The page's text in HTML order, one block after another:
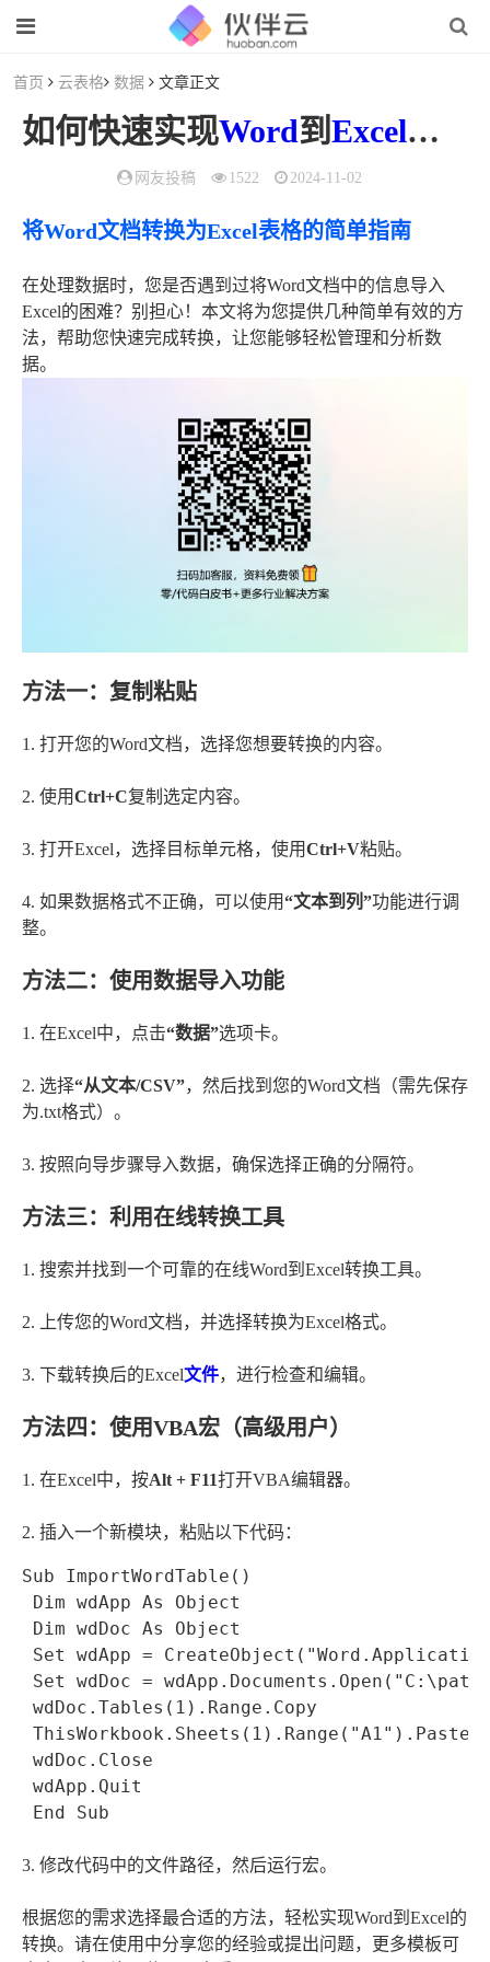
首页 云表格 数据 文章正文
如何快速实现Word到Excel的高
网友投稿 1522 2024-11-02
将Word文档转换为Excel表格的简单指南
在处理数据时，您是否遇到过将Word文档中的信息导入
Excel的困难？别担心！本文将为您提供几种简单有效的方
法，帮助您快速完成转换，让您能够轻松管理和分析数
据。
方法一：复制粘贴
1. 打开您的Word文档，选择您想要转换的内容。
2. 使用Ctrl+C复制选定内容。
3. 打开Excel，选择目标单元格，使用Ctrl+V粘贴。
4. 如果数据格式不正确，可以使用“文本到列”功能进行调
整。
方法二：使用数据导入功能
1. 在Excel中，点击“数据”选项卡。
2. 选择“从文本/CSV”，然后找到您的Word文档（需先保存
为.txt格式）。
3. 按照向导步骤导入数据，确保选择正确的分隔符。
方法三：利用在线转换工具
1. 搜索并找到一个可靠的在线Word到Excel转换工具。
2. 上传您的Word文档，并选择转换为Excel格式。
3. 下载转换后的Excel文件，进行检查和编辑。
方法四：使用VBA宏（高级用户）
1. 在Excel中，按Alt + F11打开VBA编辑器。
2. 插入一个新模块，粘贴以下代码：
Sub ImportWordTable()
Dim wdApp As Object
Dim wdDoc As Object
Set wdApp =
Set wdDoc =
wdDoc.Tables(1).Range.Copy
wdDoc.Close
wdApp.Quit
End Sub
3. 修改代码中的文件路径，然后运行宏。
根据您的需求选择最合适的方法，轻松实现Word到Excel的
转换。请在使用中分享您的经验或提出问题，更多模板可